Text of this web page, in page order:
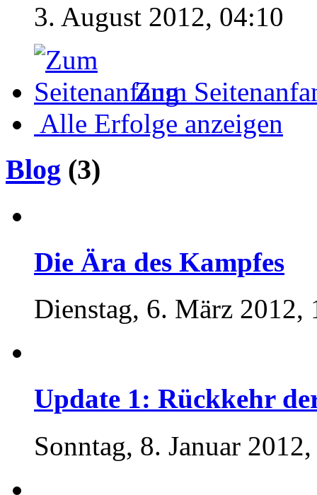
3. August 2012, 04:10
Zum
Alle Erfolge anzeigen
Blog (3)
Die Ära des Kampfes
Dienstag, 6. März 2012,
Update 1: Rückkehr
Sonntag, 8. Januar